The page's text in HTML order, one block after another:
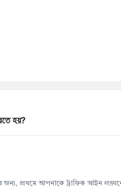
হয়?
জন্য, প্রথমে আপনাকে ট্রাফিক আইন